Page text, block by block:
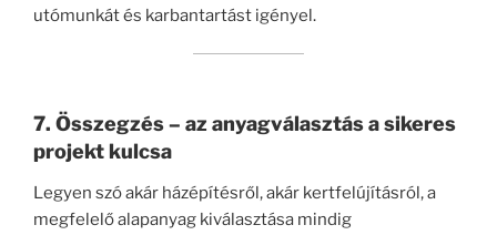
utómunkát és karbantartást igényel.
7. Összegzés – az anyagválasztás a sikeres
projekt kulcsa
Legyen szó akár házépítésről, akár kertfelújításról, a
megfelelő alapanyag kiválasztása mindig